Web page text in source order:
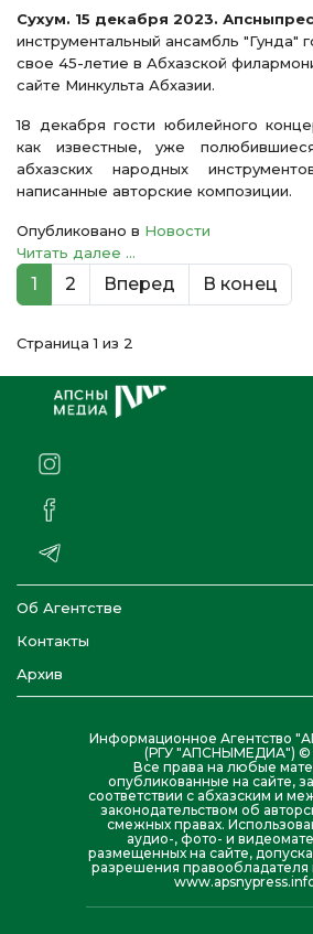
Сухум. 15 декабря 2023.
инструментальный ансамбль "Гунда"
свое 45-летие в Абхазской
сайте Минкульта Абхазии.
18 декабря гости юбилейного
как известные, уже
абхазских народных
написанные авторские композиции.
Опубликовано в Новости
Читать далее ...
1 2 Вперед В конец
Страница 1 из 2
Об Агентстве
Контакты
Архив
Информационное Агентство
(РГУ "АПСНЫМЕДИА") ©
Все права на любые
опубликованные на сайте,
соответствии с абхазским и
законодательством об
смежных правах.
аудио-, фото- и
размещенных на сайте,
разрешения правообладателя